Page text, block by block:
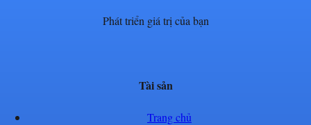
Phát triển giá trị của bạn
Tài sản
Trang chủ